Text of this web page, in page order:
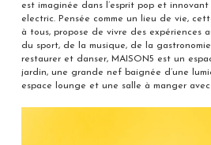
est imaginée dans l’esprit pop et innovant
electric. Pensée comme un lieu de vie,
à tous, propose de vivre des expériences
du sport, de la musique, de la
restaurer et danser, MAISON5 est un
jardin, une grande nef baignée d’une
espace lounge et une salle à manger